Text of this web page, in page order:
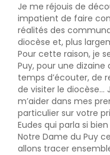
Je me réjouis de
impatient de faire
réalités des
diocèse et, plus
Pour cette raison, je
Puy, pour une dizaine
temps d’écouter, de
de visiter le diocèse…
m’aider dans mes
particulier sur votre
Eudes qui parla si
Notre Dame du Puy
allons tracer